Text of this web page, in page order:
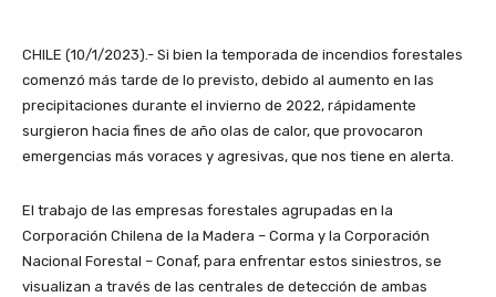
CHILE (10/1/2023).- Si bien la temporada de incendios forestales
comenzó más tarde de lo previsto, debido al aumento en las
precipitaciones durante el invierno de 2022, rápidamente
surgieron hacia fines de año olas de calor, que provocaron
emergencias más voraces y agresivas, que nos tiene en alerta.
El trabajo de las empresas forestales agrupadas en la
Corporación Chilena de la Madera – Corma y la Corporación
Nacional Forestal – Conaf, para enfrentar estos siniestros, se
visualizan a través de las centrales de detección de ambas